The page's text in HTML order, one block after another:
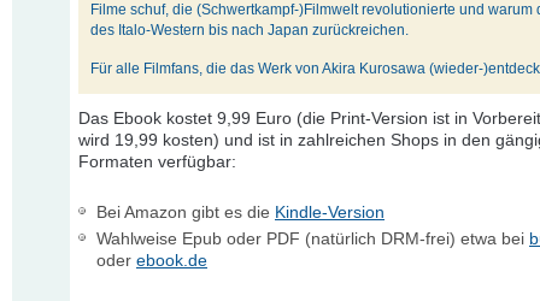
Filme schuf, die (Schwertkampf-)Filmwelt revolutionierte und warum
des Italo-Western bis nach Japan zurückreichen.
Für alle Filmfans, die das Werk von Akira Kurosawa (wieder-
Das Ebook kostet 9,99 Euro (die Print-Version ist in
wird 19,99 kosten) und ist in zahlreichen Shops in den
Formaten verfügbar:
Bei Amazon gibt es die Kindle-Version
Wahlweise Epub oder PDF (natürlich DRM-frei) etwa bei
oder ebook.de